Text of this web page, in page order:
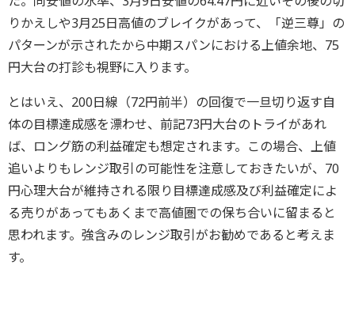
りかえしや3月25日高値のブレイクがあって、「逆三尊」の
パターンが示されたから中期スパンにおける上値余地、75
円大台の打診も視野に入ります。
とはいえ、200日線（72円前半）の回復で一旦切り返す自
体の目標達成感を漂わせ、前記73円大台のトライがあれ
ば、ロング筋の利益確定も想定されます。この場合、上値
追いよりもレンジ取引の可能性を注意しておきたいが、70
円心理大台が維持される限り目標達成感及び利益確定によ
る売りがあってもあくまで高値圏での保ち合いに留まると
思われます。強含みのレンジ取引がお勧めであると考えま
す。